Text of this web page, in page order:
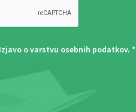
Izjavo o varstvu osebnih podatkov. *